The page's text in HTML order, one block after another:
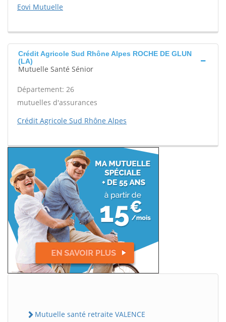
Eovi Mutuelle
Crédit Agricole Sud Rhône Alpes ROCHE DE GLUN
(LA)
Mutuelle Santé Sénior
Département: 26
mutuelles d'assurances
Crédit Agricole Sud Rhône Alpes
Mutuelle santé retraite VALENCE